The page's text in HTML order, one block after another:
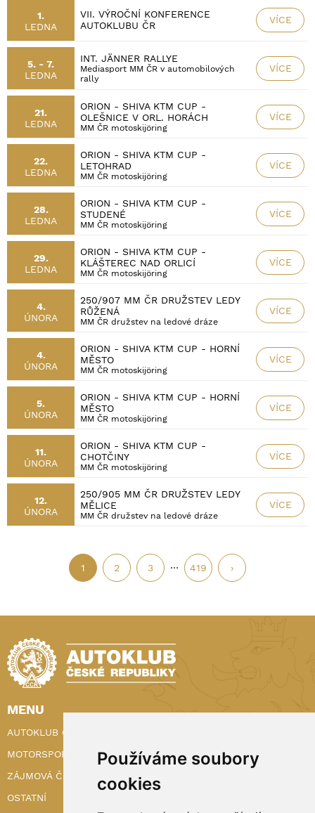
Používáme soubory
cookies
1.
LEDNA
VII. VÝROČNÍ KONFERENCE
AUTOKLUBU ČR
VÍCE
5. - 7.
LEDNA
INT. JÄNNER RALLYE
Mediasport MM ČR v automobilových
rally
VÍCE
21.
LEDNA
ORION - SHIVA KTM CUP -
OLEŠNICE V ORL. HORÁCH
MM ČR motoskijöring
VÍCE
22.
LEDNA
ORION - SHIVA KTM CUP -
LETOHRAD
MM ČR motoskijöring
VÍCE
28.
LEDNA
ORION - SHIVA KTM CUP -
STUDENÉ
MM ČR motoskijöring
VÍCE
29.
LEDNA
ORION - SHIVA KTM CUP -
KLÁŠTEREC NAD ORLICÍ
MM ČR motoskijöring
VÍCE
4.
ÚNORA
250/907 MM ČR DRUŽSTEV LEDY
RŮŽENÁ
MM ČR družstev na ledové dráze
VÍCE
4.
ÚNORA
ORION - SHIVA KTM CUP - HORNÍ
MĚSTO
MM ČR motoskijöring
VÍCE
5.
ÚNORA
ORION - SHIVA KTM CUP - HORNÍ
MĚSTO
MM ČR motoskijöring
VÍCE
11.
ÚNORA
ORION - SHIVA KTM CUP -
CHOTČINY
MM ČR motoskijöring
VÍCE
12.
ÚNORA
250/905 MM ČR DRUŽSTEV LEDY
MĚLICE
MM ČR družstev na ledové dráze
VÍCE
1 2 3 … 419 ›
MENU
AUTOKLUB ČR
MOTORSPORT
ZÁJMOVÁ ČINNOST
OSTATNÍ